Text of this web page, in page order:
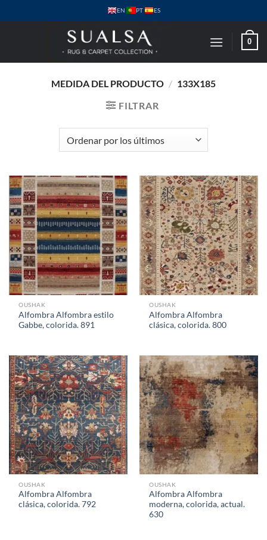
al
EN PT ES
0
MEDIDA DEL PRODUCTO / 133X185
FILTRAR
OUSHAK
Alfombra Alfombra estilo
Gabbe, colorida. 891
OUSHAK
Alfombra Alfombra
clásica, colorida. 800
OUSHAK
Alfombra Alfombra
clásica, colorida. 792
OUSHAK
Alfombra Alfombra
moderna, colorida, actual.
630